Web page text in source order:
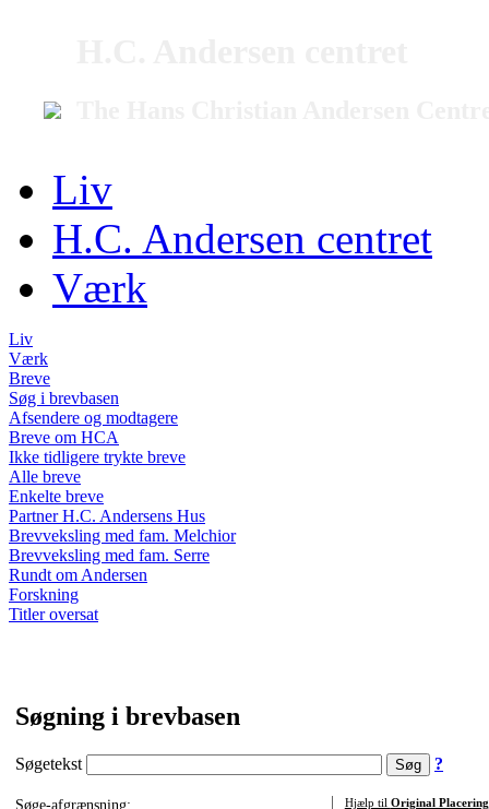
Liv
H.C. Andersen centret
Værk
Liv
Værk
Breve
Søg i brevbasen
Afsendere og modtagere
Breve om HCA
Ikke tidligere trykte breve
Alle breve
Enkelte breve
Partner H.C. Andersens Hus
Brevveksling med fam. Melchior
Brevveksling med fam. Serre
Rundt om Andersen
Forskning
Titler oversat
Søgning i brevbasen
Søgetekst ?
Søge-afgrænsning:
Hjælp til Original Placering